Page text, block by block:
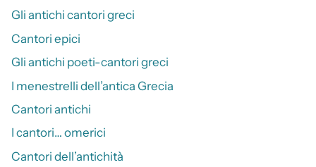
Gli antichi cantori greci
Cantori epici
Gli antichi poeti-cantori greci
I menestrelli dell’antica Grecia
Cantori antichi
I cantori… omerici
Cantori dell’antichità